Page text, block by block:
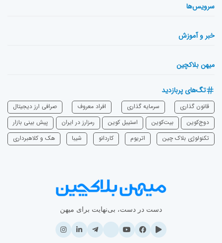
سرویس‌ها
خبر و آموزش
میهن بلاکچین
تگ‌های پربازدید
قانون گذاری سرمایه‌ گذاری افراد معروف
صرافی ارز دیجیتال
دوج‌کوین
بیت‌کوین استیبل کوین رمزارز در ایران
پیش بینی بازار
تکنولوژی بلاک چین
اتریوم ‌کاردانو شیبا هک و کلاهبرداری
دست در دست، بی‌نهایت برای میهن